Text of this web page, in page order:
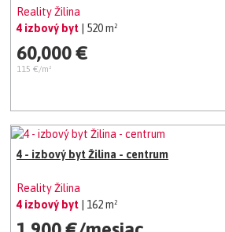
Reality Žilina
4 izbový byt
| 520 m²
60,000 €
115 €/m²
4 - izbový byt Žilina - centrum
Reality Žilina
4 izbový byt
| 162 m²